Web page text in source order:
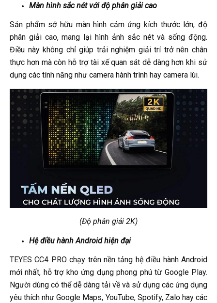
Màn hình sắc nét với độ phân giải cao
Sản phẩm sở hữu màn hình cảm ứng kích thước lớn, độ
phân giải cao, mang lại hình ảnh sắc nét và sống động.
Điều này không chỉ giúp trải nghiệm giải trí trở nên chân
thực hơn mà còn hỗ trợ tài xế quan sát dễ dàng hơn khi sử
dụng các tính năng như camera hành trình hay camera lùi.
(Độ phân giải 2K)
Hệ điều hành Android hiện đại
TEYES CC4 PRO chạy trên nền tảng hệ điều hành Android
mới nhất, hỗ trợ kho ứng dụng phong phú từ Google Play.
Người dùng có thể dễ dàng tải về và sử dụng các ứng dụng
yêu thích như Google Maps, YouTube, Spotify, Zalo hay các